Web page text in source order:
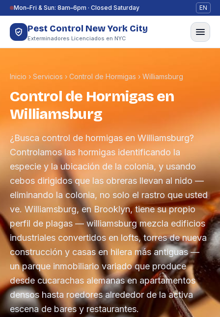
Saltar al contenido
Mon–Fri & Sun: 8am–6pm · Closed Saturday EN
Pest Control New York City
Exterminadores Licenciados en NYC
Inicio › Servicios › Control de Hormigas › Williamsburg
Control de Hormigas en
Williamsburg
¿Busca control de hormigas en Williamsburg?
Controlamos las hormigas identificando la
especie y la ubicación de la colonia, y usando
cebos dirigidos que las obreras llevan al nido —
eliminando la colonia, no solo el rastro que usted
ve. Williamsburg, en Brooklyn, tiene su propio
perfil de plagas — williamsburg mezcla edificios
industriales convertidos en lofts, torres de nueva
construcción y casas en hilera más antiguas —
un parque inmobiliario variado que produce
desde cucarachas alemanas en apartamentos
densos hasta roedores alrededor de la activa
escena de bares y restaurantes.